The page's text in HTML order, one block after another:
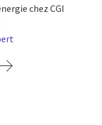
chez CGI